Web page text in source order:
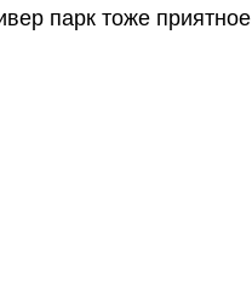
парк тоже приятное